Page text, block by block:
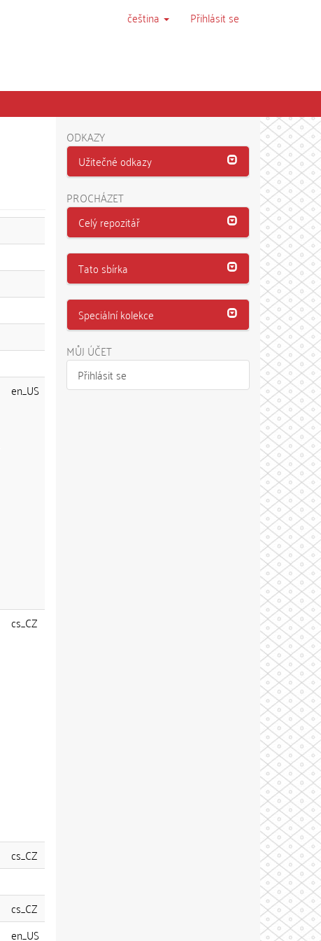
čeština Přihlásit se
en_US
cs_CZ
cs_CZ
cs_CZ
en_US
ODKAZY
Užitečné odkazy
PROCHÁZET
Celý repozitář
Tato sbírka
Speciální kolekce
MŮJ ÚČET
Přihlásit se